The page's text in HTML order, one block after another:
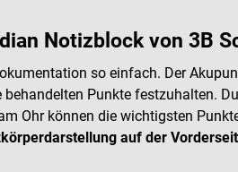
Notizblock von 3B
so einfach. Der
Punkte festzuhalten.
Ohr können die wichtigsten
auf der